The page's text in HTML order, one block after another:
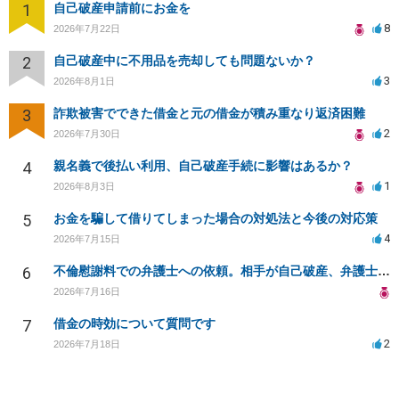
1 自己破産申請前にお金を
2026年7月22日 8
2 自己破産中に不用品を売却しても問題ないか？
2026年8月1日 3
3 詐欺被害でできた借金と元の借金が積み重なり返済困難
2026年7月30日 2
4 親名義で後払い利用、自己破産手続に影響はあるか？
2026年8月3日 1
5 お金を騙して借りてしまった場合の対処法と今後の対応策
2026年7月15日 4
6 不倫慰謝料での弁護士への依頼。相手が自己破産、弁護士との契約範囲は？
2026年7月16日
7 借金の時効について質問です
2026年7月18日 2